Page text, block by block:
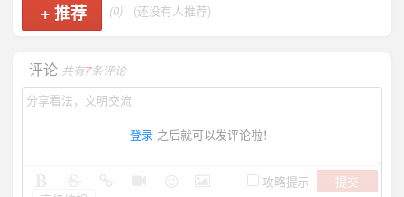
+推荐 (0) (还没有人推荐)
评论 共有7条评论
登录 之后就可以发评论啦！
攻略提示
提交